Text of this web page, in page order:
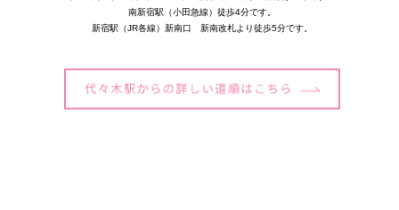
南新宿駅（小田急線）徒歩4分です。
新宿駅（JR各線）新南口 新南改札より徒歩5分です。